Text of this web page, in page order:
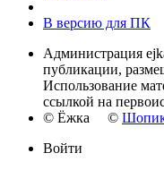
В версию для ПК
Администрация
публикации,
Использование
ссылкой на
© Ёжка © Шопик
Войти